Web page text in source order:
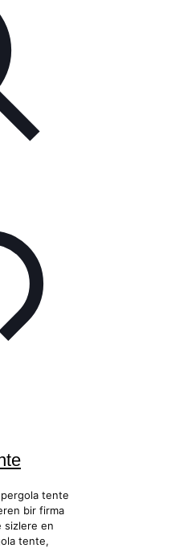
pergola tente
bir firma
sizlere en
tente,